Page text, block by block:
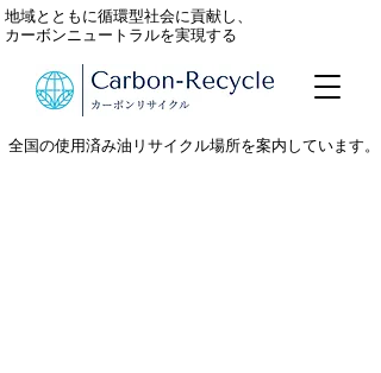
全国の使用済み油リサイクル場所を案内しています。
地域とともに循環型社会に貢献し、
カーボンニュートラルを実現する